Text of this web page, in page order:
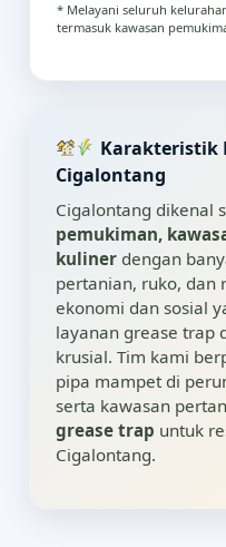
* Melayani seluruh
termasuk kawasan
Karakteristik
Cigalontang
Cigalontang dikenal
pemukiman,
kuliner dengan
pertanian, ruko, dan
ekonomi dan sosial
layanan grease trap
krusial. Tim kami
pipa mampet di
serta kawasan
grease trap untuk
Cigalontang.